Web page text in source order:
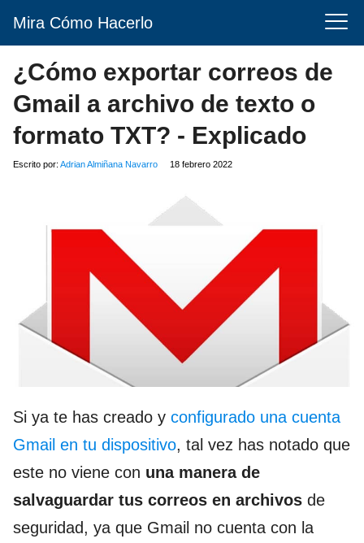
Mira Cómo Hacerlo
¿Cómo exportar correos de
Gmail a archivo de texto o
formato TXT? - Explicado
Escrito por: Adrian Almiñana Navarro 18 febrero 2022
Si ya te has creado y configurado una cuenta
Gmail en tu dispositivo, tal vez has notado que
este no viene con una manera de
salvaguardar tus correos en archivos de
seguridad, ya que Gmail no cuenta con la